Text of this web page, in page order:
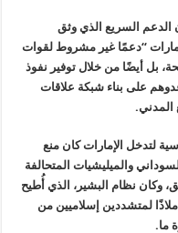
الدعم السريع الذي وثق
“دعمًا غير مشروط لقوات
بل أيضًا من خلال توفير نفوذ
على بناء شبكة علاقات
لتدخل الإمارات كان منع
والميليشيات المتحالفة
وكان نظام البشير، الذي أُطيح
ملاذًا لمتشددين إسلاميين من
ما.